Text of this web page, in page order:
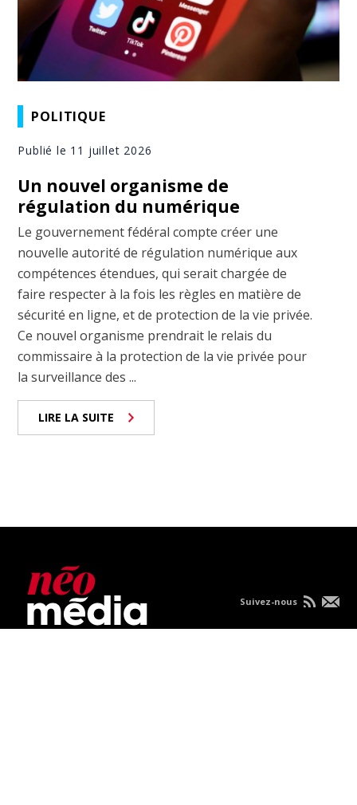
POLITIQUE
Publié le 11 juillet 2026
Un nouvel organisme de
régulation du numérique
Le gouvernement fédéral compte créer une
nouvelle autorité de régulation numérique aux
compétences étendues, qui serait chargée de
faire respecter à la fois les règles en matière de
sécurité en ligne, et de protection de la vie privée.
Ce nouvel organisme prendrait le relais du
commissaire à la protection de la vie privée pour
la surveillance des ...
LIRE LA SUITE
Suivez-nous